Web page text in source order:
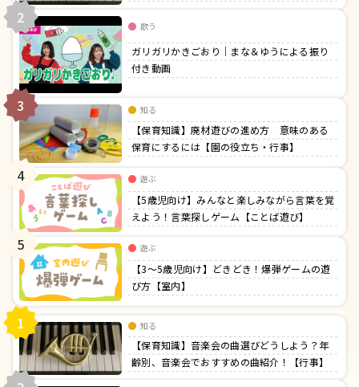
2 歌う
ガリガリかきごおり｜まな＆ゆうによる振り
付き動画
3 知る
【保育知識】廃材遊びの進め方 意味のある
保育にするには【園の役立ち・行事】
4 遊ぶ
【5歳児向け】みんなと楽しみながら言葉を覚
えよう！言葉探しゲーム【ことば遊び】
5 遊ぶ
【3〜5歳児向け】どきどき！爆弾ゲームの遊
び方【室内】
1 知る
【保育知識】音楽会の曲選びどうしよう？年
齢別、音楽会でおすすめの曲紹介！【行事】